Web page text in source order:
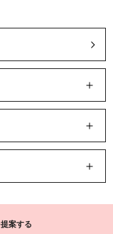
案する